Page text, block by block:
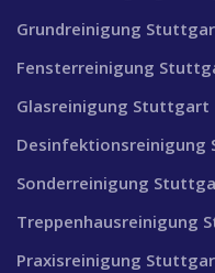
Grundreinigung
Fensterreinigung
Glasreinigung Stuttgart
Desinfektionsreinigung
Sonderreinigung
Treppenhausreinigung
Praxisreinigung